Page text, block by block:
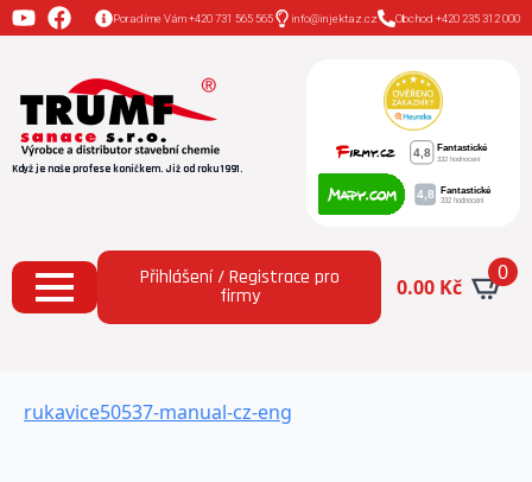
Poradíme Vám +420 731 565 565 info@injektaz.cz Obchod +420 235 312 000
Když je naše profese koníčkem. Již od roku 1991.
Přihlášení / Registrace pro
firmy 0.00 Kč
0
rukavice50537-manual-cz-eng